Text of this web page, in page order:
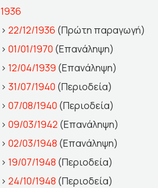
1936
> 22/12/1936 (Πρώτη παραγωγή)
> 01/01/1970 (Επανάληψη)
> 12/04/1939 (Επανάληψη)
> 31/07/1940 (Περιοδεία)
> 07/08/1940 (Περιοδεία)
> 09/03/1942 (Επανάληψη)
> 02/03/1948 (Επανάληψη)
> 19/07/1948 (Περιοδεία)
> 24/10/1948 (Περιοδεία)